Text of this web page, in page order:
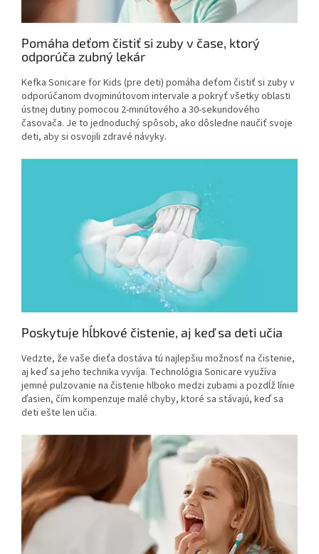
Pomáha deťom čistiť si zuby v čase, ktorý
odporúča zubný lekár
Kefka Sonicare for Kids (pre deti) pomáha deťom čistiť si zuby v
odporúčanom dvojminútovom intervale a pokryť všetky oblasti
ústnej dutiny pomocou 2-minútového a 30-sekundového
časovača. Je to jednoduchý spôsob, ako dôsledne naučiť svoje
deti, aby si osvojili zdravé návyky.
Poskytuje hĺbkové čistenie, aj keď sa deti učia
Vedzte, že vaše dieťa dostáva tú najlepšiu možnosť na čistenie,
aj keď sa jeho technika vyvíja. Technológia Sonicare využíva
jemné pulzovanie na čistenie hlboko medzi zubami a pozdĺž línie
ďasien, čím kompenzuje malé chyby, ktoré sa stávajú, keď sa
deti ešte len učia.